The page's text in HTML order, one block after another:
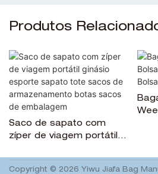
Produtos
Saco de sapato com
zíper de viagem portátil
tote sacos de
Copyright © 2026 Yiwu Jiafa Bag